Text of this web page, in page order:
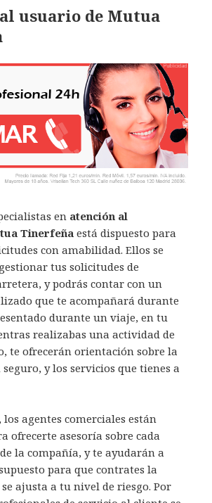
usuario de Mutua
en atención al
Tinerfeñaestá dispuesto para
con amabilidad. Ellos se
tus solicitudes de
y podrás contar con un
que te acompañará durante
durante un viaje, en tu
realizabas una actividad de
te ofrecerán orientación sobre la
y los servicios que tienes a
agentes comerciales están
ofrecerte asesoría sobre cada
la compañía, y te ayudarán a
para que contrates la
ajusta a tu nivel de riesgo. Por